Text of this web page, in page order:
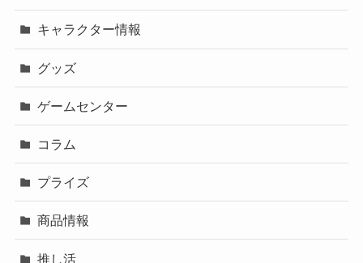
キャラクター情報
グッズ
ゲームセンター
コラム
プライズ
商品情報
推し活